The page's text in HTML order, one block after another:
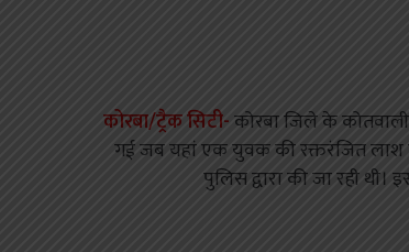
कोरबा/ट्रैक सिटी-कोरबा जिले के
गई जब यहां एक युवक की रक्तरंजित
पुलिस द्वारा की जा रही